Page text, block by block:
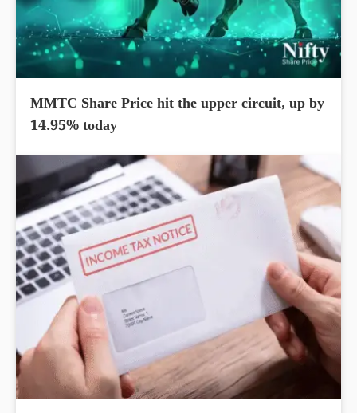
MMTC Share Price hit the upper circuit, up by
14.95% today